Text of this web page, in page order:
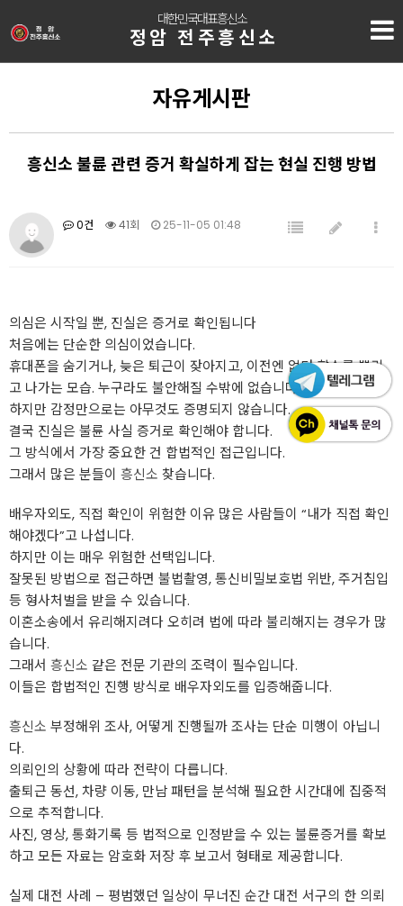
대한민국대표흥신소
정암 전주흥신소
자유게시판
흥신소 불륜 관련 증거 확실하게 잡는 현실 진행 방법
0건 41회 25-11-05 01:48
의심은 시작일 뿐, 진실은 증거로 확인됩니다
처음에는 단순한 의심이었습니다.
휴대폰을 숨기거나, 늦은 퇴근이 잦아지고, 이전엔 없던 향수를 뿌리
고 나가는 모습. 누구라도 불안해질 수밖에 없습니다.
하지만 감정만으로는 아무것도 증명되지 않습니다.
결국 진실은 불륜 사실 증거로 확인해야 합니다.
그 방식에서 가장 중요한 건 합법적인 접근입니다.
그래서 많은 분들이 흥신소 찾습니다.
배우자외도, 직접 확인이 위험한 이유 많은 사람들이 “내가 직접 확인
해야겠다”고 나섭니다.
하지만 이는 매우 위험한 선택입니다.
잘못된 방법으로 접근하면 불법촬영, 통신비밀보호법 위반, 주거침입
등 형사처벌을 받을 수 있습니다.
이혼소송에서 유리해지려다 오히려 법에 따라 불리해지는 경우가 많
습니다.
그래서 흥신소 같은 전문 기관의 조력이 필수입니다.
이들은 합법적인 진행 방식로 배우자외도를 입증해줍니다.
흥신소 부정해위 조사, 어떻게 진행될까 조사는 단순 미행이 아닙니
다.
의뢰인의 상황에 따라 전략이 다릅니다.
출퇴근 동선, 차량 이동, 만남 패턴을 분석해 필요한 시간대에 집중적
으로 추적합니다.
사진, 영상, 통화기록 등 법적으로 인정받을 수 있는 불륜증거를 확보
하고 모든 자료는 암호화 저장 후 보고서 형태로 제공합니다.
실제 대전 사례 – 평범했던 일상이 무너진 순간 대전 서구의 한 의뢰